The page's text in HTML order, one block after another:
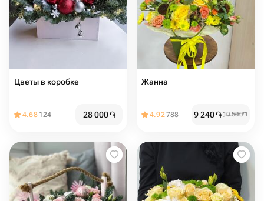
Цветы в коробке
4.68 124 28 000֏
Жанна
4.92788 9 240֏10 500֏